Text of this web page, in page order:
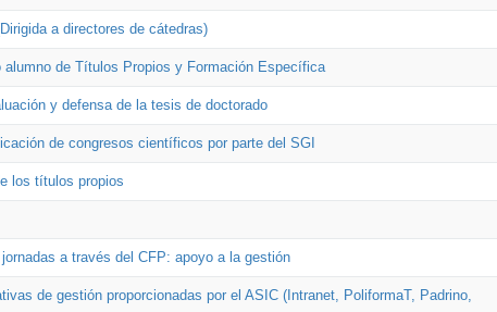
a directores de cátedras)
de Títulos Propios y Formación Específica
y defensa de la tesis de doctorado
de congresos científicos por parte del SGI
los títulos propios
a través del CFP: apoyo a la gestión
de gestión proporcionadas por el ASIC (Intranet, PoliformaT, Padrino,